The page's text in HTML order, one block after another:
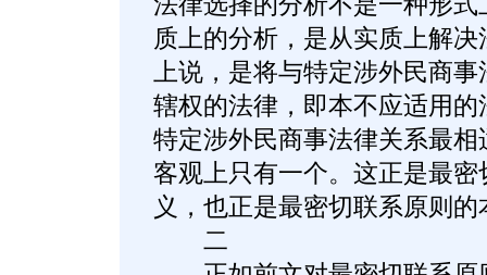
质上的分析，是从实质上解
上说，是将与特定涉外民商
辖权的法律，即本不应适用
特定涉外民商事法律关系最
客观上只有一个。这正是最
义，也正是最密切联系原则
二